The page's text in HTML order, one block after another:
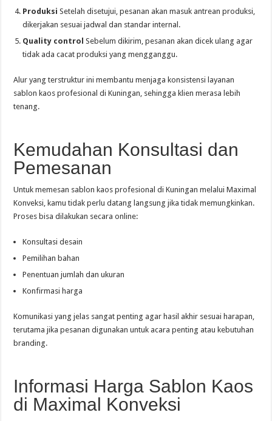
Produksi Setelah disetujui, pesanan akan masuk antrean produksi,
dikerjakan sesuai jadwal dan standar internal.
Quality control Sebelum dikirim, pesanan akan dicek ulang agar
tidak ada cacat produksi yang mengganggu.
Alur yang terstruktur ini membantu menjaga konsistensi layanan
sablon kaos profesional di Kuningan, sehingga klien merasa lebih
tenang.
Kemudahan Konsultasi dan
Pemesanan
Untuk memesan sablon kaos profesional di Kuningan melalui Maximal
Konveksi, kamu tidak perlu datang langsung jika tidak memungkinkan.
Proses bisa dilakukan secara online:
Konsultasi desain
Pemilihan bahan
Penentuan jumlah dan ukuran
Konfirmasi harga
Komunikasi yang jelas sangat penting agar hasil akhir sesuai harapan,
terutama jika pesanan digunakan untuk acara penting atau kebutuhan
branding.
Informasi Harga Sablon Kaos
di Maximal Konveksi